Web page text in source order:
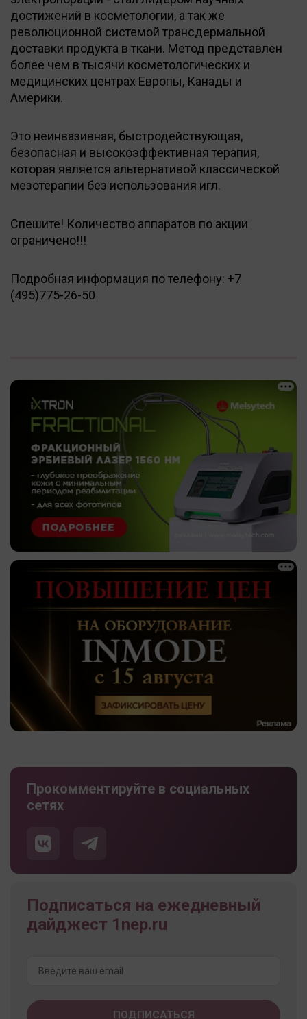
достижений в косметологии, а так же
революционной системой трансдермальной
доставки продукта в ткани. Метод представлен
более чем в тысячи косметологических и
медицинских центрах Европы, Канады и
Америки.
Это неинвазивная, быстродействующая,
безопасная и высокоэффективная терапия,
которая является альтернативой классической
мезотерапии без использования игл.
Спешите! Количество аппаратов по акции
ограничено!!!
Подробная информация по телефону: +7
(495)775-26-50
Прокомментируйте в социальных
сетях
Подписаться на ежедневный
дайджест 1nep.ru